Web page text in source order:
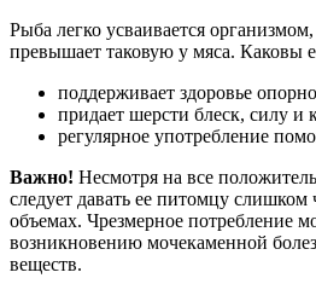
Рыба легко усваивается
превышает таковую у мяса. Каковы
поддерживает здоровье
придает шерсти блеск, силу и
регулярное употребление
Важно! Несмотря на все
следует давать ее питомцу
объемах. Чрезмерное потребление
возникновению мочекаменной
веществ.